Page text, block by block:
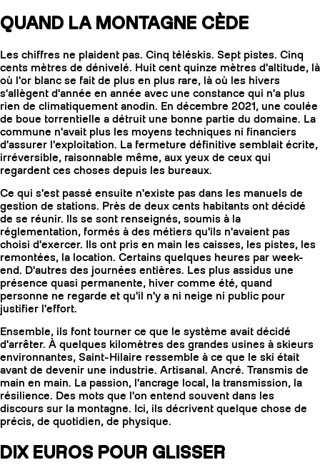
QUAND LA MONTAGNE CÈDE
Les chiffres ne plaident pas. Cinq téléskis. Sept pistes. Cinq
cents mètres de dénivelé. Huit cent quinze mètres d'altitude, là
où l'or blanc se fait de plus en plus rare, là où les hivers
s'allègent d'année en année avec une constance qui n'a plus
rien de climatiquement anodin. En décembre 2021, une coulée
de boue torrentielle a détruit une bonne partie du domaine. La
commune n'avait plus les moyens techniques ni financiers
d'assurer l'exploitation. La fermeture définitive semblait écrite,
irréversible, raisonnable même, aux yeux de ceux qui
regardent ces choses depuis les bureaux.
Ce qui s'est passé ensuite n'existe pas dans les manuels de
gestion de stations. Près de deux cents habitants ont décidé
de se réunir. Ils se sont renseignés, soumis à la
réglementation, formés à des métiers qu'ils n'avaient pas
choisi d'exercer. Ils ont pris en main les caisses, les pistes, les
remontées, la location. Certains quelques heures par week-
end. D'autres des journées entières. Les plus assidus une
présence quasi permanente, hiver comme été, quand
personne ne regarde et qu'il n'y a ni neige ni public pour
justifier l'effort.
Ensemble, ils font tourner ce que le système avait décidé
d'arrêter. À quelques kilomètres des grandes usines à skieurs
environnantes, Saint-Hilaire ressemble à ce que le ski était
avant de devenir une industrie. Artisanal. Ancré. Transmis de
main en main. La passion, l'ancrage local, la transmission, la
résilience. Des mots que l'on entend souvent dans les
discours sur la montagne. Ici, ils décrivent quelque chose de
précis, de quotidien, de physique.
DIX EUROS POUR GLISSER